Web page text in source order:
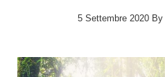
5 Settembre 2020 By